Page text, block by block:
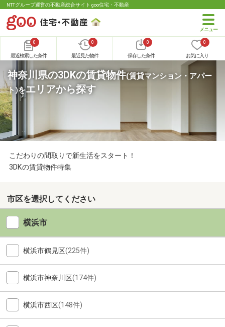
NTTグループ運営の不動産総合サイト goo住宅・不動産
0
最近検索した条件
0
最近見た物件
0
保存した条件
0
お気に入り
神奈川県の3DKの賃貸物件(賃貸マンション・アパー
ト)をエリアから探す
こだわりの間取りで新生活をスタート！
3DKの賃貸物件特集
市区を選択してください
横浜市
横浜市鶴見区(225件)
横浜市神奈川区(174件)
横浜市西区(148件)